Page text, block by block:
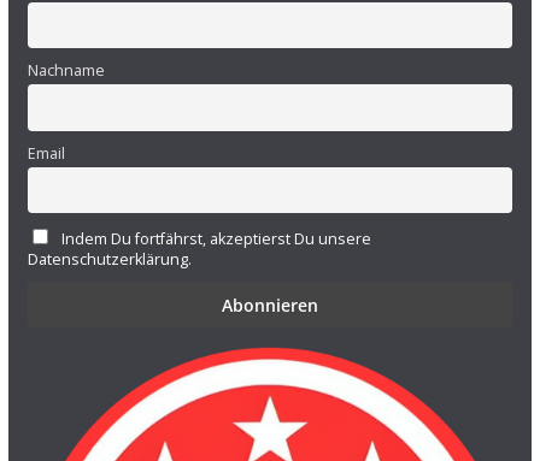
Nachname
Email
Indem Du fortfährst, akzeptierst Du unsere
Datenschutzerklärung.